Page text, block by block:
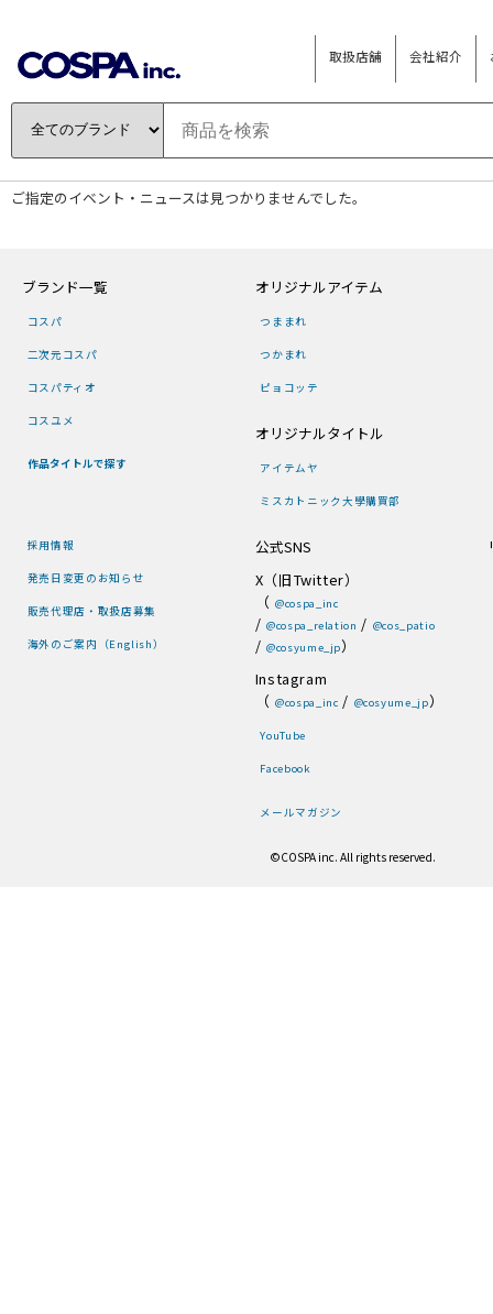
取扱店舗 会社紹介
ご指定のイベント・ニュースは見つかりませんでした。
ブランド一覧
コスパ
二次元コスパ
コスパティオ
コスユメ
作品タイトルで探す
オリジナルアイテム
つままれ
つかまれ
ピョコッテ
オリジナルタイトル
アイテムヤ
ミスカトニック大學購買部
採用情報
発売日変更のお知らせ
販売代理店・取扱店募集
海外のご案内（English）
公式SNS
X（旧Twitter）
（ @cospa_inc
/ @cospa_relation / @cos_patio
/ @cosyume_jp）
Instagram
（ @cospa_inc / @cosyume_jp）
YouTube
Facebook
メールマガジン
©COSPA inc. All rights reserved.